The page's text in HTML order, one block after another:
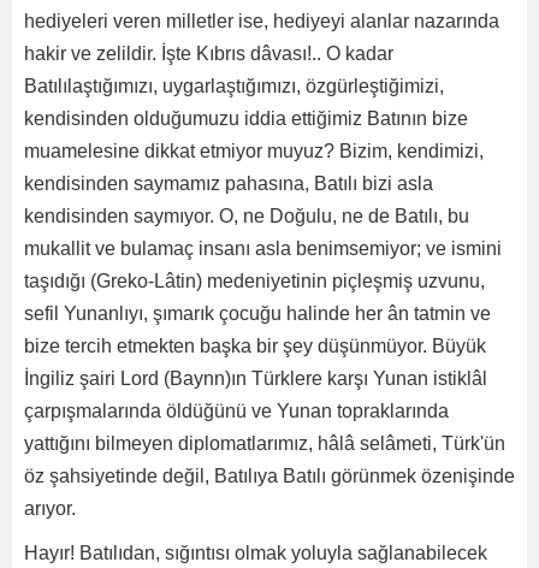
hediyeleri veren milletler ise, hediyeyi alanlar nazarında
hakir ve zelildir. İşte Kıbrıs dâvası!.. O kadar
Batılılaştığımızı, uygarlaştığımızı, özgürleştiğimizi,
kendisinden olduğumuzu iddia ettiğimiz Batının bize
muamelesine dikkat etmiyor muyuz? Bizim, kendimizi,
kendisinden saymamız pahasına, Batılı bizi asla
kendisinden saymıyor. O, ne Doğulu, ne de Batılı, bu
mukallit ve bulamaç insanı asla benimsemiyor; ve ismini
taşıdığı (Greko-Lâtin) medeniyetinin piçleşmiş uzvunu,
sefil Yunanlıyı, şımarık çocuğu halinde her ân tatmin ve
bize tercih etmekten başka bir şey düşünmüyor. Büyük
İngiliz şairi Lord (Baynn)ın Türklere karşı Yunan istiklâl
çarpışmalarında öldüğünü ve Yunan topraklarında
yattığını bilmeyen diplomatlarımız, hâlâ selâmeti, Türk'ün
öz şahsiyetinde değil, Batılıya Batılı görünmek özenişinde
arıyor.
Hayır! Batılıdan, sığıntısı olmak yoluyla sağlanabilecek